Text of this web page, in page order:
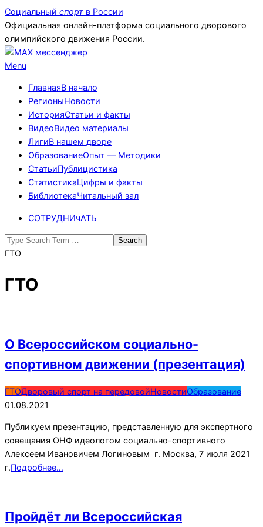
Skip
to
content
Социальный спорт в России
Официальная онлайн-платформа социального дворового
олимпийского движения России.
Primary
Menu
Menu
ГлавнаяВ начало
РегионыНовости
ИсторияСтатьи и факты
ВидеоВидео материалы
ЛигиВ нашем дворе
ОбразованиеОпыт — Методики
СтатьиПублицистика
СтатистикаЦифры и факты
БиблиотекаЧитальный зал
СОТРУДНИчАТЬ
Search
ГТО
ГТО
О Всероссийском социально-
спортивном движении (презентация)
2021-
08-
ГТОДворовый спорт на передовойНовостиОбразование
01.08.2021
Публикуем презентацию, представленную для экспертного
совещания ОНФ идеологом социально-спортивного
Алексеем Ивановичем Логиновым г. Москва, 7 июля 2021
г.Подробнее…
Пройдёт ли Всероссийская